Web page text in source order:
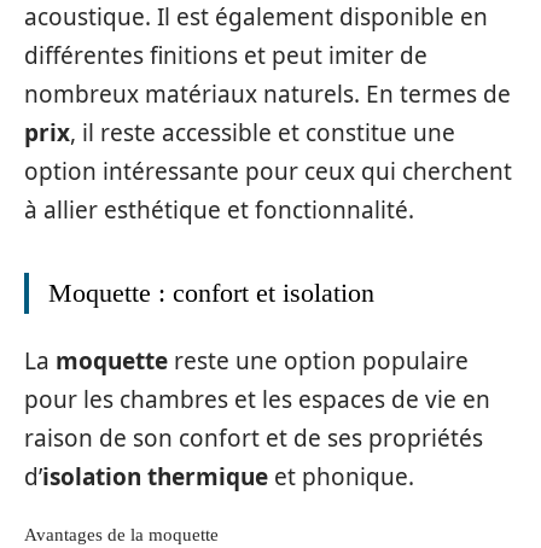
acoustique. Il est également disponible en
différentes finitions et peut imiter de
nombreux matériaux naturels. En termes de
prix, il reste accessible et constitue une
option intéressante pour ceux qui cherchent
à allier esthétique et fonctionnalité.
Moquette : confort et isolation
La moquette reste une option populaire
pour les chambres et les espaces de vie en
raison de son confort et de ses propriétés
d’isolation thermique et phonique.
Avantages de la moquette